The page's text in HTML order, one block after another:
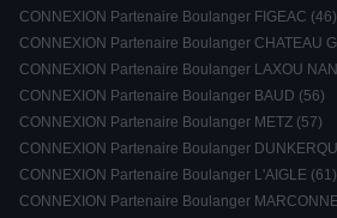
CONNEXION Partenaire Boulanger FIGEAC (46)
CONNEXION Partenaire Boulanger CHATEAU
CONNEXION Partenaire Boulanger LAXOU
CONNEXION Partenaire Boulanger BAUD (56)
CONNEXION Partenaire Boulanger METZ (57)
CONNEXION Partenaire Boulanger
CONNEXION Partenaire Boulanger L'AIGLE (61)
CONNEXION Partenaire Boulanger